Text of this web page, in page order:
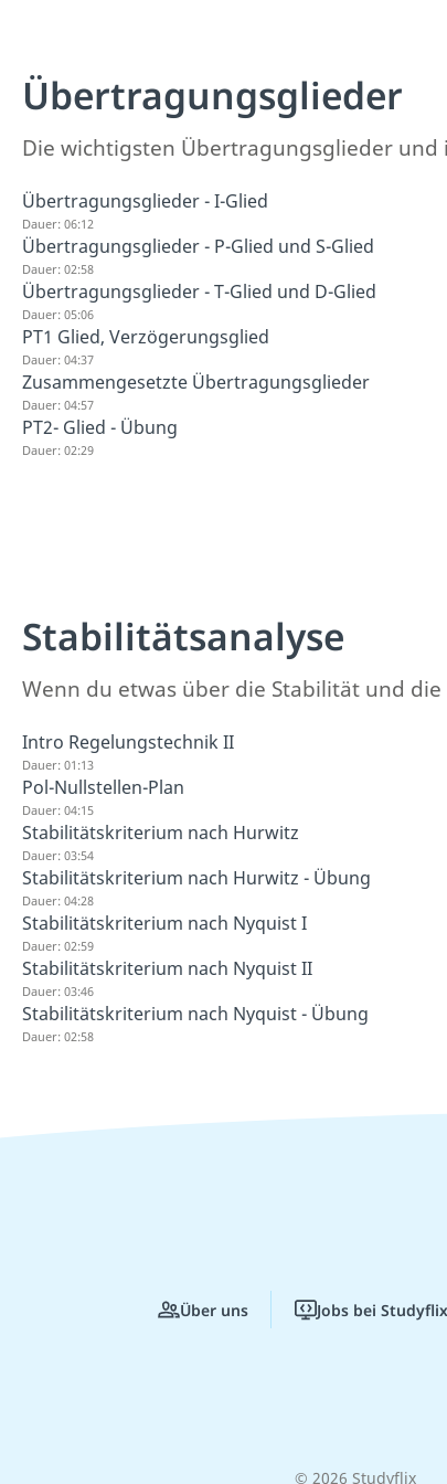
Übertragungsglieder
Die wichtigsten Übertragungsglieder
Übertragungsglieder - I-Glied
Dauer: 06:12
Übertragungsglieder - P-Glied und S-Glied
Dauer: 02:58
Übertragungsglieder - T-Glied und D-Glied
Dauer: 05:06
PT1 Glied, Verzögerungsglied
Dauer: 04:37
Zusammengesetzte Übertragungsglieder
Dauer: 04:57
PT2- Glied - Übung
Dauer: 02:29
Stabilitätsanalyse
Wenn du etwas über die Stabilität und
Intro Regelungstechnik II
Dauer: 01:13
Pol-Nullstellen-Plan
Dauer: 04:15
Stabilitätskriterium nach Hurwitz
Dauer: 03:54
Stabilitätskriterium nach Hurwitz - Übung
Dauer: 04:28
Stabilitätskriterium nach Nyquist I
Dauer: 02:59
Stabilitätskriterium nach Nyquist II
Dauer: 03:46
Stabilitätskriterium nach Nyquist - Übung
Dauer: 02:58
Über uns Jobs bei Studyflix
© 2026 Studyflix